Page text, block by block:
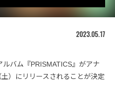
2023.05.17
バム『PRISMATICS』がアナ
）にリリースされることが決定